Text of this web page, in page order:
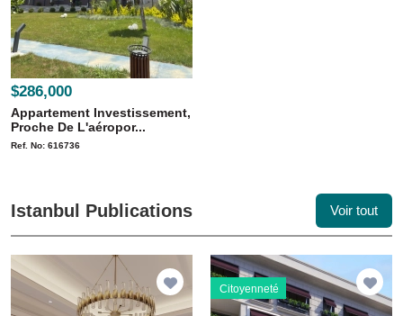
$286,000
Appartement Investissement,
Proche De L'aéropor...
Ref. No: 616736
Istanbul Publications Voir tout
Citoyenneté